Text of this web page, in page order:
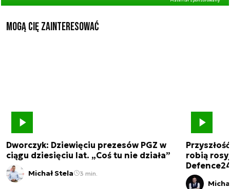
Mogą Cię zainteresować
Dworczyk: Dziewięciu prezesów PGZ w
ciągu dziesięciu lat. „Coś tu nie działa”
Michał Stela 3 min.
robią